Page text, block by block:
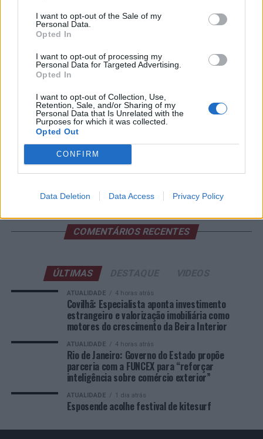
I want to opt-out of the Sale of my
Personal Data.
Opted In
I want to opt-out of processing my
Personal Data for Targeted Advertising.
Opted In
I want to opt-out of Collection, Use,
Retention, Sale, and/or Sharing of my
Personal Data that Is Unrelated with the
Purposes for which it was collected.
Opted Out
CONFIRM
Data Deletion Data Access Privacy Policy
valorização imobiliária como motores do crescimento da
Beira Interior
Rio de Janeiro: Governo do Estado propõe parceria com a
FUNCEX para “reforçar inteligência sobre comércio
exterior”
Esposende acolhe festival de kitesurf
EMEC celebra a conclusão de mais um Curso de
e Gestão de Barcelos
COMENTÁRIOS RECENTES
ÚLTIMAS
ATUALIDADE 4 horas atrás
Covilhã: Especialista aponta investimento
estrangeiro e valorização imobiliária como
motores do crescimento da Beira Interior
ATUALIDADE 4 horas atrás
Rio de Janeiro: Governo do Estado propõe
parceria com a FUNCEX para “reforçar
inteligência sobre comércio exterior”
ATUALIDADE 1 dia atrás
Esposende acolhe festival de kitesurf